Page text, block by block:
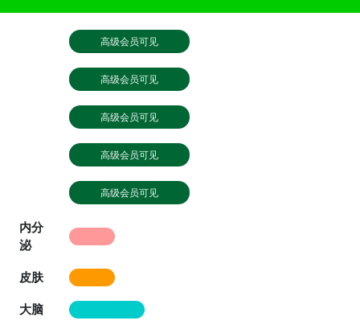
高级会员可见
高级会员可见
高级会员可见
高级会员可见
高级会员可见
内分
泌
皮肤
大脑